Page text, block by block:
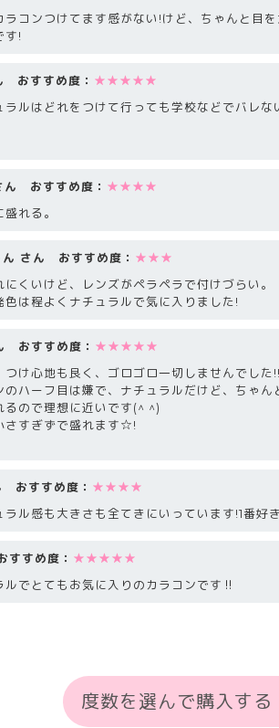
ラコンつけてます感がない!けど、ちゃんと目
す!
すすめ度： ★★★★★
ラルはどれをつけて行っても学校などでバレ
おすすめ度： ★★★★
れる。
さん おすすめ度： ★★★
くいけど、レンズがペラペラで付けづらい。
色は程よくナチュラルで気に入りました!
すすめ度： ★★★★★
つけ心地も良く、ゴロゴロ一切しませんでした
のハーフ目は嫌で、ナチュラルだけど、ちゃ
るので理想に近いです(^ ^)
さすぎずで盛れます☆!
すすめ度： ★★★★
ラル感も大きさも全てきにいっています!1番好
すめ度： ★★★★★
ルでとてもお気に入りのカラコンです‼︎
度数を選んで購入する